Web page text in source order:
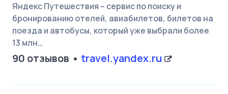
Яндекс Путешествия – сервис по поиску и
бронированию отелей, авиабилетов, билетов на
поезда и автобусы, который уже выбрали более
13 млн…
90 отзывов travel.yandex.ru